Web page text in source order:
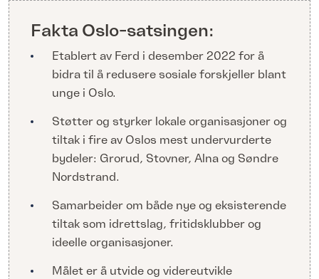
Fakta Oslo-satsingen:
Etablert av Ferd i desember 2022 for å
bidra til å redusere sosiale forskjeller blant
unge i Oslo.
Støtter og styrker lokale organisasjoner og
tiltak i fire av Oslos mest undervurderte
bydeler: Grorud, Stovner, Alna og Søndre
Nordstrand.
Samarbeider om både nye og eksisterende
tiltak som idrettslag, fritidsklubber og
ideelle organisasjoner.
Målet er å utvide og videreutvikle